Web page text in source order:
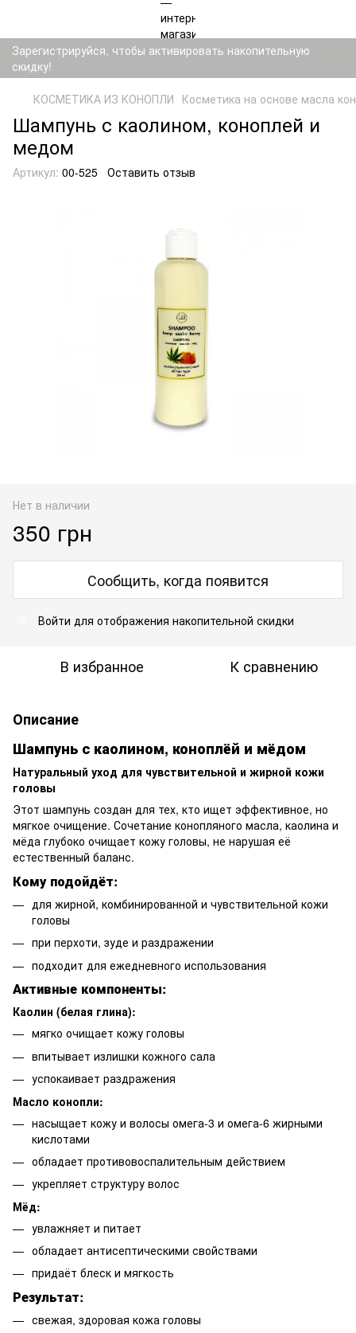
Зарегистрируйся, чтобы активировать накопительную
скидку!
КОСМЕТИКА ИЗ КОНОПЛИ Косметика на основе масла
Шампунь с каолином, коноплей и
медом
Артикул: 00-525 Оставить отзыв
Нет в наличии
350 грн
Сообщить, когда появится
Войти для отображения накопительной скидки
В избранное К сравнению
Описание
Шампунь с каолином, коноплёй и мёдом
Натуральный уход для чувствительной и жирной кожи
головы
Этот шампунь создан для тех, кто ищет эффективное, но
мягкое очищение. Сочетание конопляного масла, каолина и
мёда глубоко очищает кожу головы, не нарушая её
естественный баланс.
Кому подойдёт:
для жирной, комбинированной и чувствительной кожи
головы
при перхоти, зуде и раздражении
подходит для ежедневного использования
Активные компоненты:
Каолин (белая глина):
мягко очищает кожу головы
впитывает излишки кожного сала
успокаивает раздражения
Масло конопли:
насыщает кожу и волосы омега-3 и омега-6 жирными
кислотами
обладает противовоспалительным действием
укрепляет структуру волос
Мёд:
увлажняет и питает
обладает антисептическими свойствами
придаёт блеск и мягкость
Результат:
свежая, здоровая кожа головы